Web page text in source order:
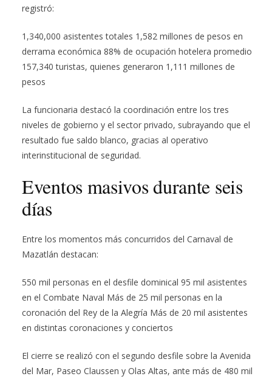
registró:
1,340,000 asistentes totales 1,582 millones de pesos en
derrama económica 88% de ocupación hotelera promedio
157,340 turistas, quienes generaron 1,111 millones de
pesos
La funcionaria destacó la coordinación entre los tres
niveles de gobierno y el sector privado, subrayando que el
resultado fue saldo blanco, gracias al operativo
interinstitucional de seguridad.
Eventos masivos durante seis
días
Entre los momentos más concurridos del Carnaval de
Mazatlán destacan:
550 mil personas en el desfile dominical 95 mil asistentes
en el Combate Naval Más de 25 mil personas en la
coronación del Rey de la Alegría Más de 20 mil asistentes
en distintas coronaciones y conciertos
El cierre se realizó con el segundo desfile sobre la Avenida
del Mar, Paseo Claussen y Olas Altas, ante más de 480 mil